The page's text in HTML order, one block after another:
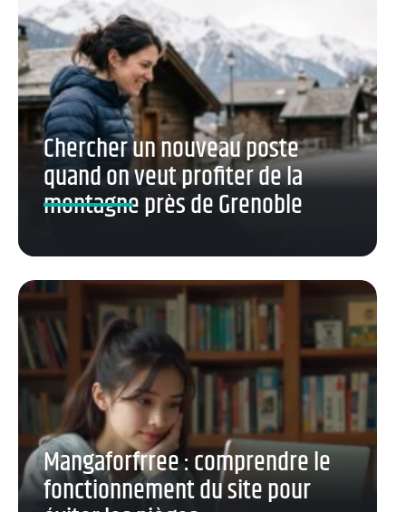
Chercher un nouveau poste
quand on veut profiter de la
montagne près de Grenoble
Mangaforfrree : comprendre le
fonctionnement du site pour